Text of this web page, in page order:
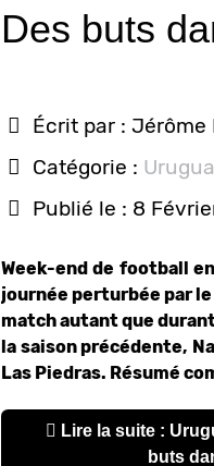
Des buts
Écrit par : Jérôme
Catégorie :
Publié le : 8
Week-end de football
journée perturbée par
match autant que
la saison précédente,
Las Piedras. Résumé
buts